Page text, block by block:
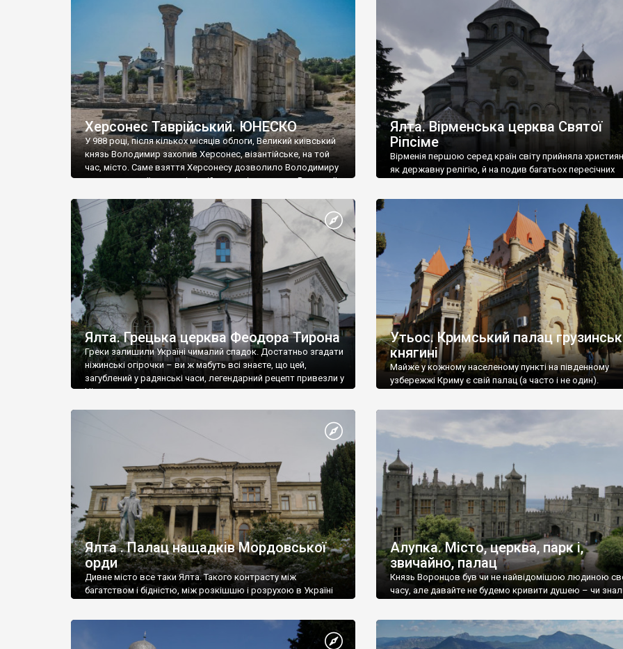
візантійської доби. Раритети викрадені з фондів об’єкту
культурної спадщини ЮНЕСКО «Херсонеса Таврійського».
Офіційно – на виставку «Золото Візантії», але експерти та
влада в Україні вважають це лише […]
називаються «повстяками» (postaki)…” “Вино. Крим
виробляє відмінне вино і його вдосталь: воно все
легке біле і дуже […]
Херсонес Таврійський. ЮНЕСКО
У 988 році, після кількох місяців облоги, Великий київський
князь Володимир захопив Херсонес, візантійське, на той
час, місто. Саме взяття Херсонесу дозволило Володимиру
диктувати свої умови візантійському імператору Василю ІІ,
Херсонесі Володимир-язичник, став Василем-
християнином. А потім було Хрещення Русі. На честь
Херсонесу Таврійського названо місто […]
Ялта. Вірменська церква Святої
Ріпсіме
Вірменія першою серед країн світу прийняла
як державну релігію, й на подив багатьох пересічних
Ялта. Грецька церква Феодора Тирона
Греки залишили Україні чималий спадок. Достатньо згадати
ніжинські огірочки – ви ж мабуть всі знаєте, що цей,
загублений у радянські часи, легендарний рецепт привезли у
Ніжин греки?
Утьос. Кримський палац
княгині
Майже у кожному населеному пункті на південному
узбережжі Криму є свій палац (а часто і не один).
Ялта . Палац нащадків Мордовської
орди
Дивне місто все таки Ялта. Такого контрасту між
багатством і бідністю, між розкішшю і розрухою в Україні
Алупка. Місто, церква, парк і,
звичайно, палац
Князь Воронцов був чи не найвідомішою людиною
часу, але давайте не будемо кривити душею – чи